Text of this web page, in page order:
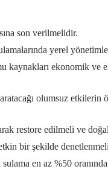
son verilmelidir.
yerel
kaynakları ekonomik
olumsuz etkilerin
restore edilmeli ve
bir şekilde
en az %50